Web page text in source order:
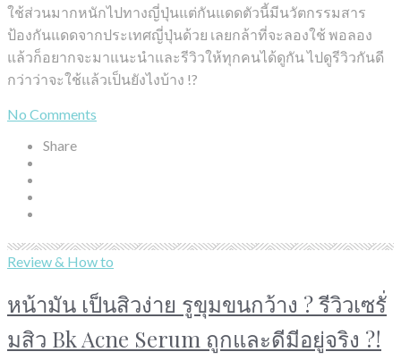
ใช้ส่วนมากหนักไปทางญี่ปุ่นแต่กันแดดตัวนี้มีนวัตกรรมสาร
ป้องกันแดดจากประเทศญี่ปุ่นด้วย เลยกล้าที่จะลองใช้ พอลอง
แล้วก็อยากจะมาแนะนำและรีวิวให้ทุกคนได้ดูกัน ไปดูรีวิวกันดี
กว่าว่าจะใช้แล้วเป็นยังไงบ้าง !?
No Comments
Share
Review & How to
หน้ามัน เป็นสิวง่าย รูขุมขนกว้าง ? รีวิวเซรั่
มสิว Bk Acne Serum ถูกและดีมีอยู่จริง ?!